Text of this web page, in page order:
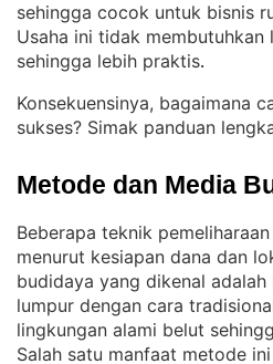
sehingga cocok untuk bisnis
Usaha ini tidak membutuhkan
sehingga lebih praktis.
Konsekuensinya, bagaimana
sukses? Simak panduan
Metode dan Media
Beberapa teknik
menurut kesiapan dana dan
budidaya yang dikenal
lumpur dengan cara
lingkungan alami belut
Salah satu manfaat metode